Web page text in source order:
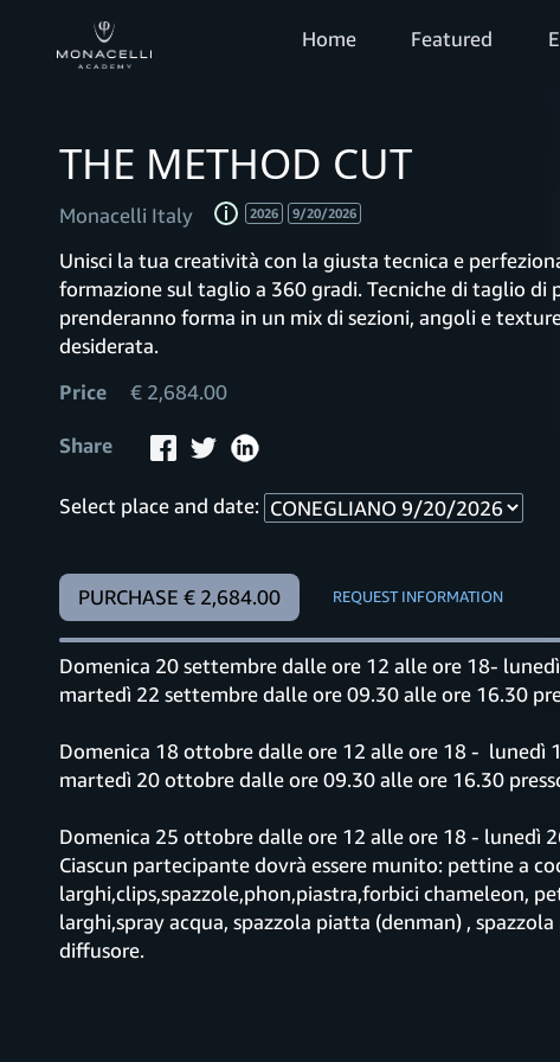
Home Featured
THE METHOD CUT
Monacelli Italy 2026 9/20/2026
Unisci la tua creatività con la giusta tecnica e
formazione sul taglio a 360 gradi. Tecniche di taglio di
prenderanno forma in un mix di sezioni, angoli e texture, permettendoti di realizzare qualsiasi forma
desiderata.
Price
€ 2,684.00
Share
Select place and date:
PURCHASE € 2,684.00 REQUEST INFORMATION
Domenica 20 settembre dalle ore 12 alle ore 18-
martedì 22 settembre dalle ore 09.30 alle ore 16.30
Domenica 18 ottobre dalle ore 12 alle ore 18 - lunedì
martedì 20 ottobre dalle ore 09.30 alle ore 16.30
Domenica 25 ottobre dalle ore 12 alle ore 18 - lunedì
Ciascun partecipante dovrà essere munito: pettine a
larghi,clips,spazzole,phon,piastra,forbici chameleon,
larghi,spray acqua, spazzola piatta (denman) ,
diffusore.